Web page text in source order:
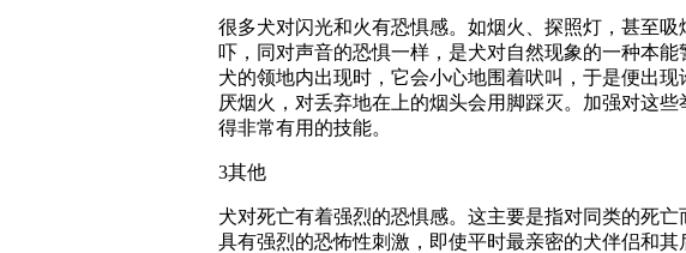
很多犬对闪光和火有恐惧感。如烟火、探照灯，甚至
吓，同对声音的恐惧一样，是犬对自然现象的一种本
犬的领地内出现时，它会小心地围着吠叫，于是便出
厌烟火，对丢弃地在上的烟头会用脚踩灭。加强对这
得非常有用的技能。
3其他
犬对死亡有着强烈的恐惧感。这主要是指对同类的死
具有强烈的恐怖性刺激，即使平时最亲密的犬伴侣和